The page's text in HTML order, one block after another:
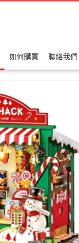
如何購買 聯絡我們